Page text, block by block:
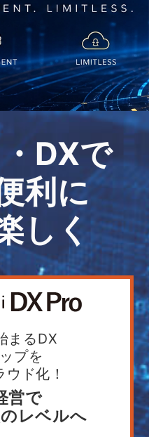
DXで
利に
しく
まるDX
プを
ド化！
営で
レベルへ